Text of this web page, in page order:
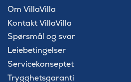
Om VillaVilla
Kontakt VillaVilla
Spørsmål og svar
Leiebetingelser
Servicekonseptet
Trygghetsgaranti